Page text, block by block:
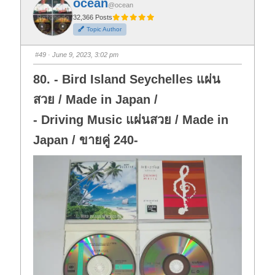
o
r
t
h
u
m
b
d
o
n
.
o
r
t
h
u
m
b
u
p
ocean@ocean
32,366 Posts
Topic Author
#49 · June 9, 2023, 3:02 pm
80. - Bird Island Seychelles แผ่น
สวย / Made in Japan /
- Driving Music แผ่นสวย / Made in
Japan / ขายคู่ 240-